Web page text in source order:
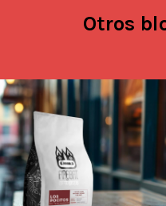
Otros